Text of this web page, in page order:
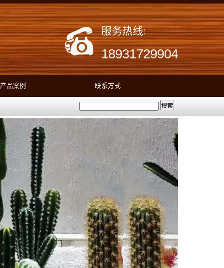
服务热线:
18931729904
产品案例 联系方式
搜索